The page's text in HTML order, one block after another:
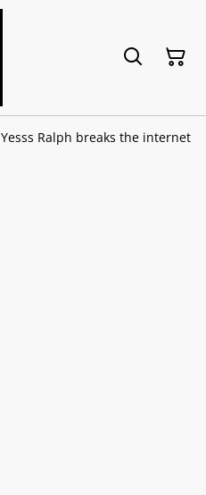
Yesss Ralph breaks the internet